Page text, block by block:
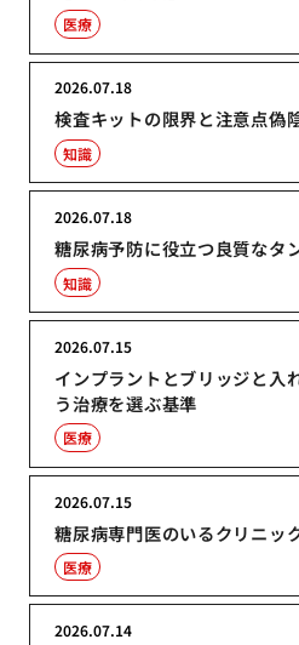
医療
検査キットの限界と注意点偽
2026.07.18
知識
糖尿病予防に役立つ良質なタ
2026.07.18
知識
インプラントとブリッジと入
う治療を選ぶ基準
2026.07.15
医療
糖尿病専門医のいるクリニッ
2026.07.15
医療
2026.07.14